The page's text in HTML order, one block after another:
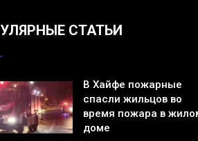
СТАТЬИ
В Хайфе пожарные
спасли жильцов во
время пожара в
доме